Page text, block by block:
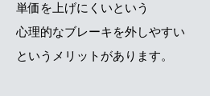
単価を上げにくいという
心理的なブレーキを外しやすい
というメリットがあります。